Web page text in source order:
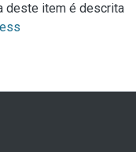
deste item é descrita